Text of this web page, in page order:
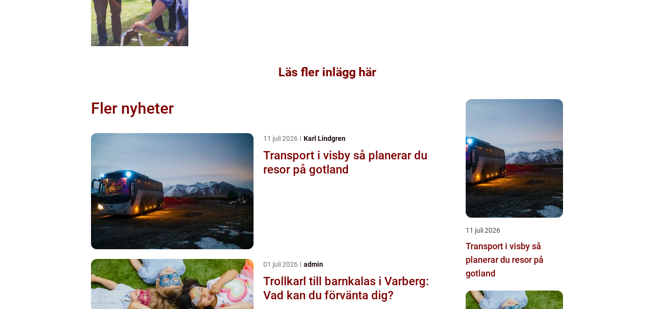
Läs fler inlägg här
Fler nyheter
11 juli 2026 Karl Lindgren
Transport i visby så planerar du
resor på gotland
01 juli 2026 admin
Trollkarl till barnkalas i Varberg:
Vad kan du förvänta dig?
11 juli 2026
Transport i visby så
planerar du resor på
gotland